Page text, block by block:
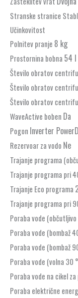
Stranske stranice
Učinkovitost
Polnitev pranje 8 kg
Prostornina bobna 54 l
Število obratov
Število obratov
Število obratov
WaveActive boben Da
Pogon Inverter
Rezervoar za vodo Ne
Trajanje programa
Trajanje programa pri
Trajanje Eco programa
Trajanje programa pri
Poraba vode
Poraba vode (bombaž
Poraba vode (bombaž
Poraba vode (volna 30
Poraba vode na cikel
Poraba električne